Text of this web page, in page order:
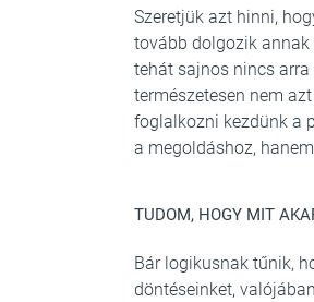
Szeretjük azt hinni,
tovább dolgozik annak
tehát sajnos nincs
természetesen nem
foglalkozni kezdünk a
a megoldáshoz,
TUDOM, HOGY MIT
Bár logikusnak tűnik,
döntéseinket,